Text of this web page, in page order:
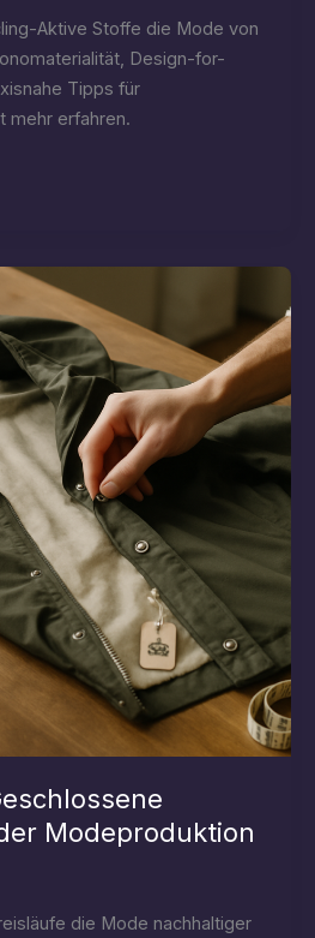
Aktive Stoffe die Mode von
Design-for-
Tipps für
mehr erfahren.
Modeproduktion
die Mode nachhaltiger